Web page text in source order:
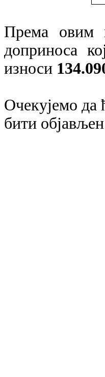
Према овим
доприноса
износи
Очекујемо да
бити